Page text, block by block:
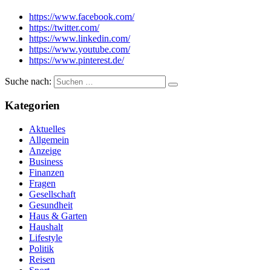
https://www.facebook.com/
https://twitter.com/
https://www.linkedin.com/
https://www.youtube.com/
https://www.pinterest.de/
Suche nach:
Kategorien
Aktuelles
Allgemein
Anzeige
Business
Finanzen
Fragen
Gesellschaft
Gesundheit
Haus & Garten
Haushalt
Lifestyle
Politik
Reisen